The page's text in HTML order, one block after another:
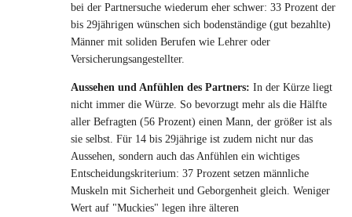
bei der Partnersuche wiederum eher schwer: 33 Prozent der
bis 29jährigen wünschen sich bodenständige (gut bezahlte)
Männer mit soliden Berufen wie Lehrer oder
Versicherungsangestellter.
Aussehen und Anfühlen des Partners: In der Kürze liegt
nicht immer die Würze. So bevorzugt mehr als die Hälfte
aller Befragten (56 Prozent) einen Mann, der größer ist als
sie selbst. Für 14 bis 29jährige ist zudem nicht nur das
Aussehen, sondern auch das Anfühlen ein wichtiges
Entscheidungskriterium: 37 Prozent setzen männliche
Muskeln mit Sicherheit und Geborgenheit gleich. Weniger
Wert auf "Muckies" legen ihre älteren